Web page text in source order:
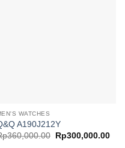
WATCHES
A190J212Y
360,000.00
Harga
aslinya
Rp300,000.00